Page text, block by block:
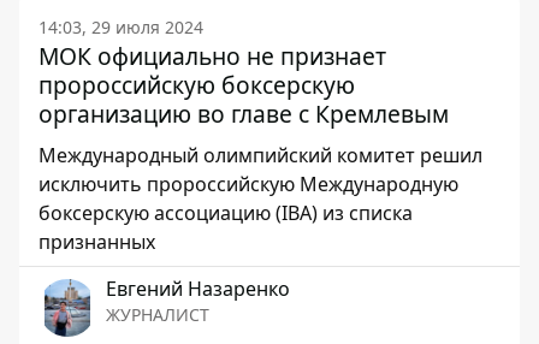
14:03, 29 июля 2024
МОК официально не признает
пророссийскую боксерскую
организацию во главе с Кремлевым
Международный олимпийский комитет решил
исключить пророссийскую Международную
боксерскую ассоциацию (IBA) из списка
признанных
Евгений Назаренко
ЖУРНАЛИСТ